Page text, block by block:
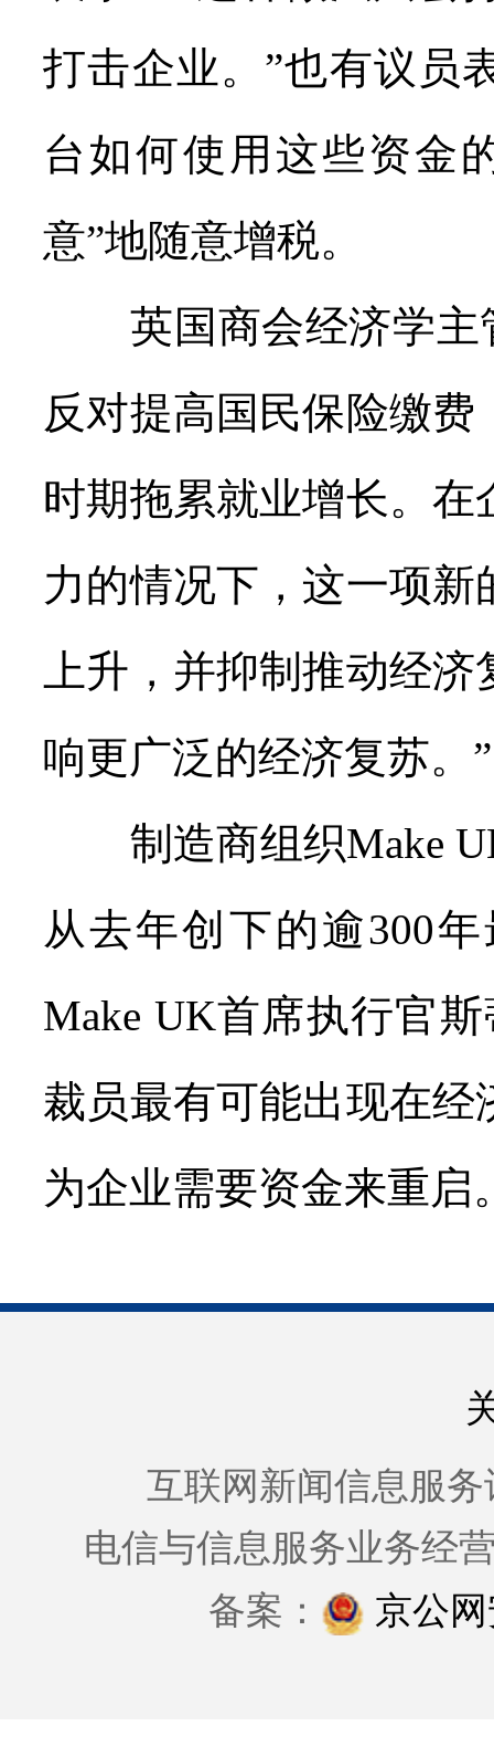
打击企业。”也有议员
台如何使用这些资金
意”地随意增税。
英国商会经济学主
反对提高国民保险缴
时期拖累就业增长。
力的情况下，这一项
上升，并抑制推动经
响更广泛的经济复苏。”
制造商组织Make
从去年创下的逾300
Make UK首席执行官
裁员最有可能出现在
为企业需要资金来重启
互联网新闻信息服务
电信与信息服务业务经
备案：
京公网